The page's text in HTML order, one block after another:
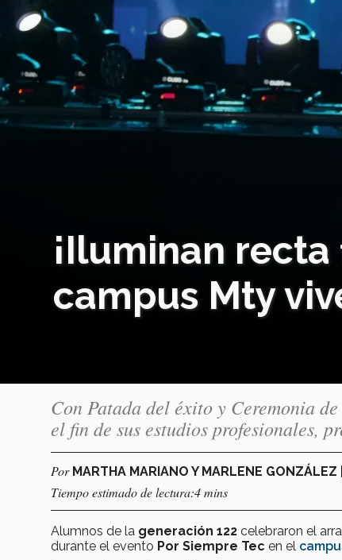
¡Iluminan
campus Mty
Con Patada del éxito y Ceremonia
el fin de sus estudios profesionales,
Por MARTHA MARIANO Y MARLENE GONZÁLEZ
Tiempo estimado de lectura:4 mins
Alumnos de la generación 122 celebraron el
durante el evento Por Siempre Tec en el